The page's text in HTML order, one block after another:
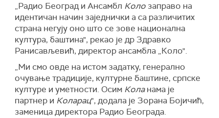
„Радио Београд и Ансамбл Коло заправо на
идентичан начин заједнички а са различитих
страна негују оно што се зове национална
култура, баштина", рекао је др Здравко
Ранисављевић, директор ансамбла „Коло".
„Ми смо овде на истом задатку, генерално
очување традиције, културне баштине, српске
културе и уметности. Осим Коланама је
партнер и Коларац", додала је Зорана Бојичић,
заменица директора Радио Београда.